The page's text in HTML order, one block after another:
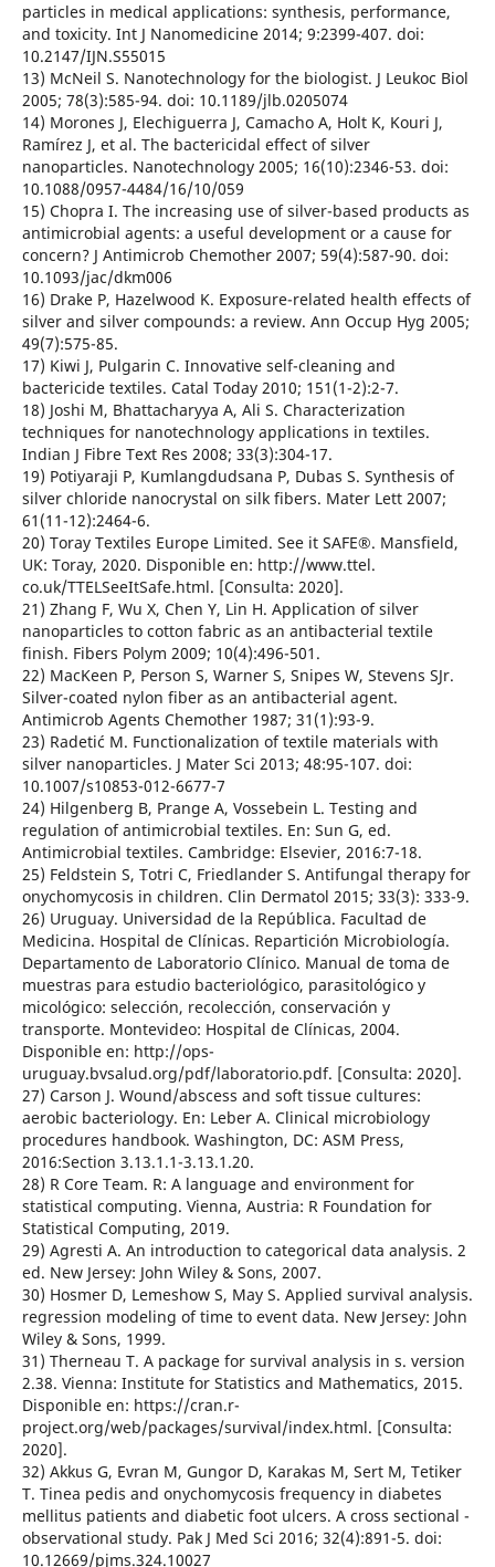
particles in medical applications: synthesis, performance,
and toxicity. Int J Nanomedicine 2014; 9:2399-407. doi:
10.2147/IJN.S55015
13) McNeil S. Nanotechnology for the biologist. J Leukoc Biol
2005; 78(3):585-94. doi: 10.1189/jlb.0205074
14) Morones J, Elechiguerra J, Camacho A, Holt K, Kouri J,
Ramírez J, et al. The bactericidal effect of silver
nanoparticles. Nanotechnology 2005; 16(10):2346-53. doi:
10.1088/0957-4484/16/10/059
15) Chopra I. The increasing use of silver-based products as
antimicrobial agents: a useful development or a cause for
concern? J Antimicrob Chemother 2007; 59(4):587-90. doi:
10.1093/jac/dkm006
16) Drake P, Hazelwood K. Exposure-related health effects of
silver and silver compounds: a review. Ann Occup Hyg 2005;
49(7):575-85.
17) Kiwi J, Pulgarin C. Innovative self-cleaning and
bactericide textiles. Catal Today 2010; 151(1-2):2-7.
18) Joshi M, Bhattacharyya A, Ali S. Characterization
techniques for nanotechnology applications in textiles.
Indian J Fibre Text Res 2008; 33(3):304-17.
19) Potiyaraji P, Kumlangdudsana P, Dubas S. Synthesis of
silver chloride nanocrystal on silk fibers. Mater Lett 2007;
61(11-12):2464-6.
20) Toray Textiles Europe Limited. See it SAFE®. Mansfield,
UK: Toray, 2020. Disponible en: http://www.ttel.
co.uk/TTELSeeItSafe.html. [Consulta: 2020].
21) Zhang F, Wu X, Chen Y, Lin H. Application of silver
nanoparticles to cotton fabric as an antibacterial textile
finish. Fibers Polym 2009; 10(4):496-501.
22) MacKeen P, Person S, Warner S, Snipes W, Stevens SJr.
Silver-coated nylon fiber as an antibacterial agent.
Antimicrob Agents Chemother 1987; 31(1):93-9.
23) Radetić M. Functionalization of textile materials with
silver nanoparticles. J Mater Sci 2013; 48:95-107. doi:
10.1007/s10853-012-6677-7
24) Hilgenberg B, Prange A, Vossebein L. Testing and
regulation of antimicrobial textiles. En: Sun G, ed.
Antimicrobial textiles. Cambridge: Elsevier, 2016:7-18.
25) Feldstein S, Totri C, Friedlander S. Antifungal therapy for
onychomycosis in children. Clin Dermatol 2015; 33(3): 333-9.
26) Uruguay. Universidad de la República. Facultad de
Medicina. Hospital de Clínicas. Repartición Microbiología.
Departamento de Laboratorio Clínico. Manual de toma de
muestras para estudio bacteriológico, parasitológico y
micológico: selección, recolección, conservación y
transporte. Montevideo: Hospital de Clínicas, 2004.
Disponible en: http://ops-
uruguay.bvsalud.org/pdf/laboratorio.pdf. [Consulta: 2020].
27) Carson J. Wound/abscess and soft tissue cultures:
aerobic bacteriology. En: Leber A. Clinical microbiology
procedures handbook. Washington, DC: ASM Press,
2016:Section 3.13.1.1-3.13.1.20.
28) R Core Team. R: A language and environment for
statistical computing. Vienna, Austria: R Foundation for
Statistical Computing, 2019.
29) Agresti A. An introduction to categorical data analysis. 2
ed. New Jersey: John Wiley & Sons, 2007.
30) Hosmer D, Lemeshow S, May S. Applied survival analysis.
regression modeling of time to event data. New Jersey: John
Wiley & Sons, 1999.
31) Therneau T. A package for survival analysis in s. version
2.38. Vienna: Institute for Statistics and Mathematics, 2015.
Disponible en: https://cran.r-
project.org/web/packages/survival/index.html. [Consulta:
2020].
32) Akkus G, Evran M, Gungor D, Karakas M, Sert M, Tetiker
T. Tinea pedis and onychomycosis frequency in diabetes
mellitus patients and diabetic foot ulcers. A cross sectional -
observational study. Pak J Med Sci 2016; 32(4):891-5. doi:
10.12669/pjms.324.10027